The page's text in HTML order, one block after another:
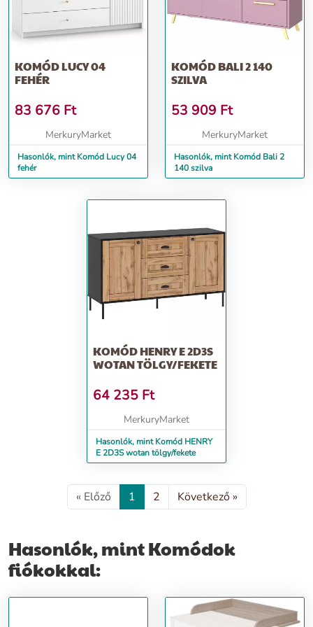
KOMÓD LUCY 04
FEHÉR
83 676 Ft
MerkuryMarket
Hasonlók, mint Komód Lucy 04
fehér
KOMÓD BALI 2 140
SZILVA
53 909 Ft
MerkuryMarket
Hasonlók, mint Komód Bali 2
140 szilva
KOMÓD HENRY E 2D3S
WOTAN TÖLGY/FEKETE
64 235 Ft
MerkuryMarket
Hasonlók, mint Komód HENRY
E 2D3S wotan tölgy/fekete
« Előző 1 2 Következő »
Hasonlók, mint Komódok
fiókokkal: